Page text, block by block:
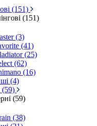
(151)
(151)
(3)
(41)
(25)
(62)
(16)
(4)
(59)
(59)
(38)